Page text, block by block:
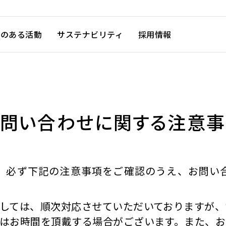
ある活動 サステナビリティ 採用情報
い合わせに関する注意
必ず下記の注意事項をご確認のうえ、お問い
ては、順次対応させていただいておりますが
お時間を頂戴する場合がございます。また、